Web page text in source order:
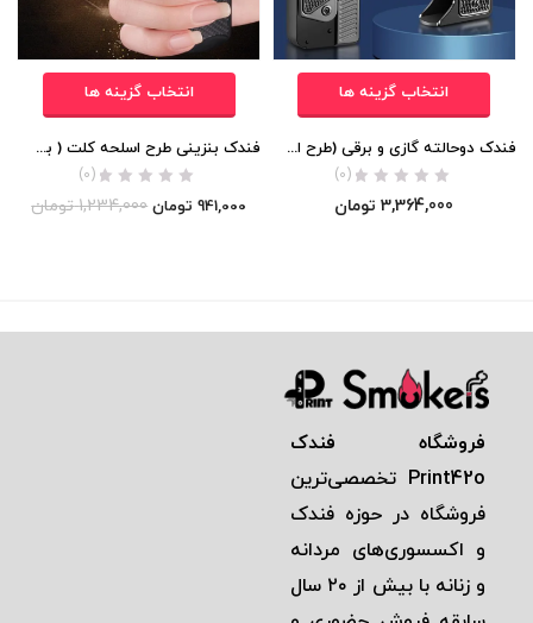
انتخاب گزینه ها
فندک دوحالته گازی و برقی (طرح اسلحه کلت) اورجینال
(0)
3,364,000 تومان
انتخاب گزینه ها
فندک بنزینی طرح اسلحه کلت ( به همراه جعبه سیگار)
(0)
941,000 تومان 1,234,000 تومان
فروشگاه فندک
Print42o تخصصی‌ترين
فروشگاه در حوزه فندک
و اكسسوری‌های مردانه
و زنانه با بيش از ٢٠ سال